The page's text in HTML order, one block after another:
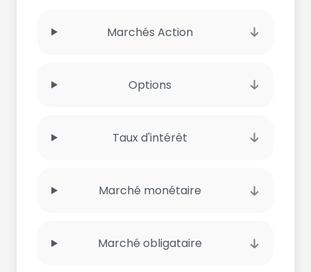
Marchés Action
Options
Taux d'intérêt
Marché monétaire
Marché obligataire